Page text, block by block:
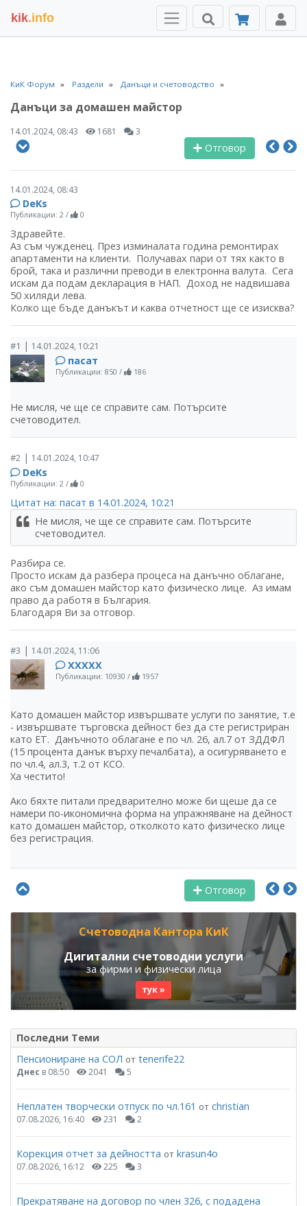
kik.info
КиК Форум Раздели Данъци и счетоводство
Данъци за домашен майстор
14.01.2024, 08:43 1681 3
Отговор
14.01.2024, 08:43
DeKs
Публикации: 2 / 0
Здравейте.
Аз съм чужденец. През изминалата година ремонтирах
апартаменти на клиенти. Получавах пари от тях както в
брой, така и различни преводи в електронна валута. Сега
искам да подам декларация в НАП. Доход не надвишава
50 хиляди лева.
Колко ще бъде данъкът и каква отчетност ще се изисква?
#1 | 14.01.2024, 10:21
пасат
Публикации: 850 / 186
Не мисля, че ще се справите сам. Потърсите
счетоводител.
#2 | 14.01.2024, 10:47
DeKs
Публикации: 2 / 0
Цитат на: пасат в 14.01.2024, 10:21
Не мисля, че ще се справите сам. Потърсите
счетоводител.
Разбира се.
Просто искам да разбера процеса на данъчно облагане,
ако съм домашен майстор като физическо лице. Аз имам
право да работя в България.
Благодаря Ви за отговор.
#3 | 14.01.2024, 11:06
ХХХХХ
Публикации: 10930 / 1957
Като домашен майстор извършвате услуги по занятие, т.е
- извършвате търговска дейност без да сте регистриран
като ЕТ. Данъчното облагане е по чл. 26, ал.7 от ЗДДФЛ
(15 процента данък върху печалбата), а осигуряването е
по чл.4, ал.3, т.2 от КСО.
Ха честито!
Ако бяхте питали предварително може би щеше да се
намери по-икономична форма на упражняване на дейност
като домашен майстор, отколкото като физическо лице
без регистрация.
Отговор
Счетоводна Кантора КиК
Дигитални счетоводни услуги
за фирми и физически лица
тук »
Последни Теми
Пенсиониране на СОЛ от tenerife22
Днес в 08:50 2041 5
Неплатен творчески отпуск по чл.161 от christian
07.08.2026, 16:40 231 2
Корекция отчет за дейността от krasun4o
07.08.2026, 16:12 225 3
Прекратяване на договор по член 326, с подадена